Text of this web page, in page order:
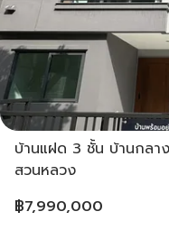
บ้านแฝด 3 ชั้น บ้านกลา
สวนหลวง
฿7,990,000